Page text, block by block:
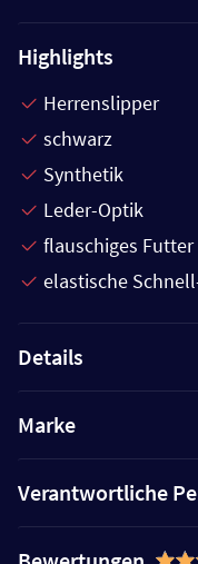
Highlights
Herrenslipper
schwarz
Synthetik
Leder-Optik
flauschiges Futter
elastische
Details
Marke
Verantwortliche